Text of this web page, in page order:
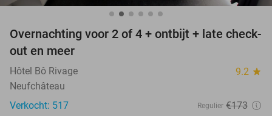
Overnachting voor 2 of 4 + ontbijt + late check-
out en meer
Hôtel Bô Rivage 9.2 star
Neufchâteau
Verkocht: 517
Regulier €173